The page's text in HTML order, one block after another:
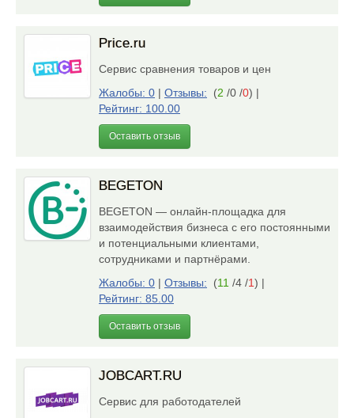
Price.ru
Сервис сравнения товаров и цен
Жалобы: 0 | Отзывы: (2 /0 /0) |
Рейтинг: 100.00
Оставить отзыв
BEGETON
BEGETON — онлайн-площадка для
взаимодействия бизнеса с его постоянными
и потенциальными клиентами,
сотрудниками и партнёрами.
Жалобы: 0 | Отзывы: (11 /4 /1) |
Рейтинг: 85.00
Оставить отзыв
JOBCART.RU
Сервис для работодателей